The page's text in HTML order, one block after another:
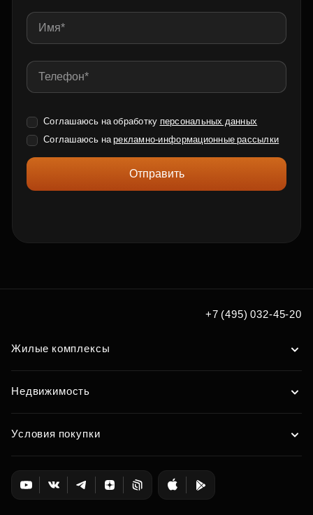
Соглашаюсь на обработку персональных данных
Соглашаюсь нарекламно-информационные рассылки
Отправить
+7 (495) 032-45-20
Жилые комплексы
Недвижимость
Условия покупки